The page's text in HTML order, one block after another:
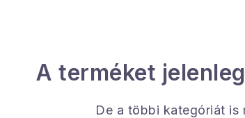
A terméket
De a többi kategóriát is